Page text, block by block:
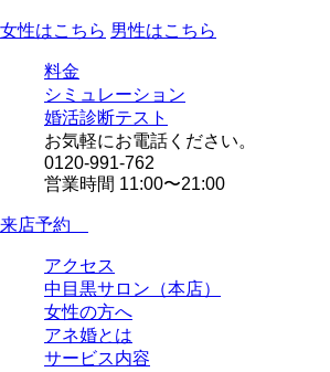
女性はこちら 男性はこちら
料金
シミュレーション
婚活診断テスト
お気軽にお電話ください。
0120-991-762
営業時間 11:00〜21:00
来店予約
アクセス
中目黒サロン（本店）
女性の方へ
アネ婚とは
サービス内容